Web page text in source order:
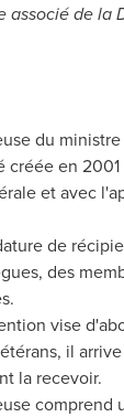
associé de la
du
créée en
et avec
de
des
vise
il
la recevoir.
comprend